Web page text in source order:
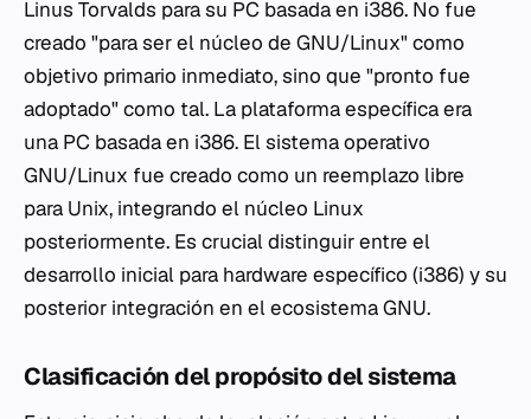
Linus Torvalds para su PC basada en i386. No fue
creado "para ser el núcleo de GNU/Linux" como
objetivo primario inmediato, sino que "pronto fue
adoptado" como tal. La plataforma específica era
una PC basada en i386. El sistema operativo
GNU/Linux fue creado como un reemplazo libre
para Unix, integrando el núcleo Linux
posteriormente. Es crucial distinguir entre el
desarrollo inicial para hardware específico (i386) y su
posterior integración en el ecosistema GNU.
Clasificación del propósito del sistema